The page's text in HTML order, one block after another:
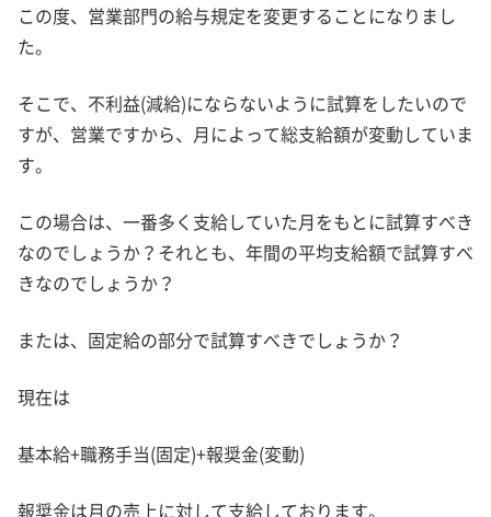
この度、営業部門の給与規定を変更することになりまし
た。
そこで、不利益(減給)にならないように試算をしたいので
すが、営業ですから、月によって総支給額が変動していま
す。
この場合は、一番多く支給していた月をもとに試算すべき
なのでしょうか？それとも、年間の平均支給額で試算すべ
きなのでしょうか？
または、固定給の部分で試算すべきでしょうか？
現在は
基本給+職務手当(固定)+報奨金(変動)
報奨金は月の売上に対して支給しております。